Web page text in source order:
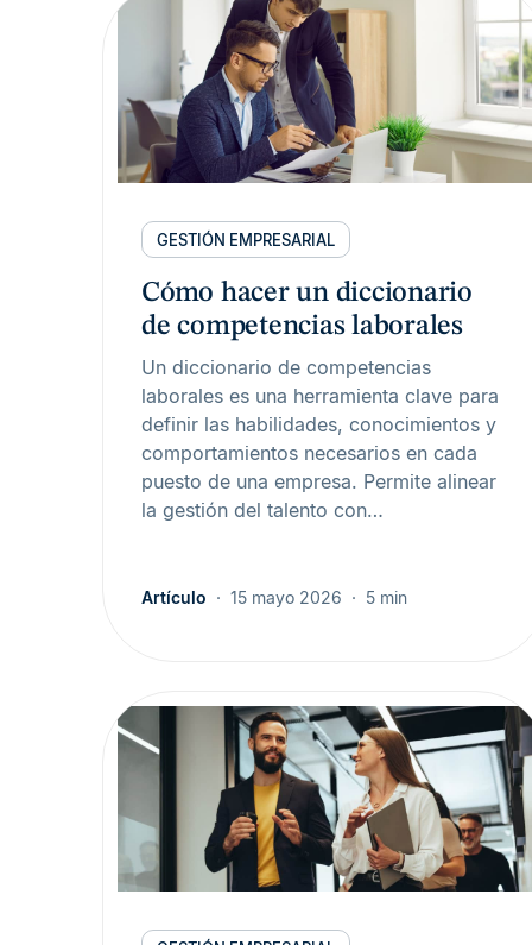
GESTIÓN EMPRESARIAL
Cómo hacer un diccionario
de competencias laborales
Un diccionario de competencias
laborales es una herramienta clave para
definir las habilidades, conocimientos y
comportamientos necesarios en cada
puesto de una empresa. Permite alinear
la gestión del talento con…
Artículo 15 mayo 2026 5 min